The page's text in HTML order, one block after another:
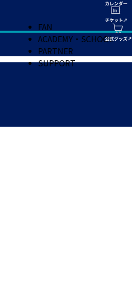
FAN
ACADEMY・SCHOOL
PARTNER
SUPPORT